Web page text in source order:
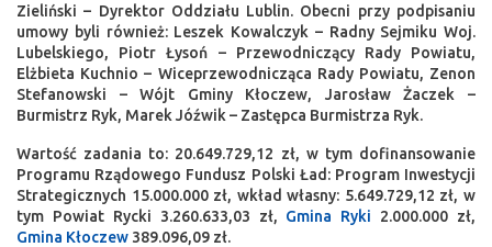
Zieliński – Dyrektor Oddziału Lublin. Obecni przy podpisaniu
umowy byli również: Leszek Kowalczyk – Radny Sejmiku Woj.
Lubelskiego, Piotr Łysoń – Przewodniczący Rady Powiatu,
Elżbieta Kuchnio – Wiceprzewodnicząca Rady Powiatu, Zenon
Stefanowski – Wójt Gminy Kłoczew, Jarosław Żaczek –
Burmistrz Ryk, Marek Jóźwik – Zastępca Burmistrza Ryk.
Wartość zadania to: 20.649.729,12 zł, w tym dofinansowanie
Programu Rządowego Fundusz Polski Ład: Program Inwestycji
Strategicznych 15.000.000 zł, wkład własny: 5.649.729,12 zł, w
tym Powiat Rycki 3.260.633,03 zł, Gmina Ryki 2.000.000 zł,
Gmina Kłoczew 389.096,09 zł.